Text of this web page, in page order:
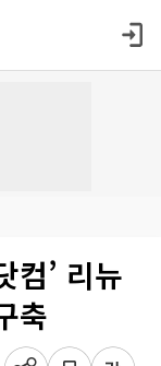
컴’ 리뉴
축